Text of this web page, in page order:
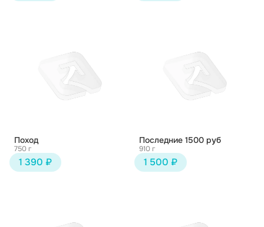
Поход
750 г
1 390 ₽
Последние 1500 руб
910 г
1 500 ₽